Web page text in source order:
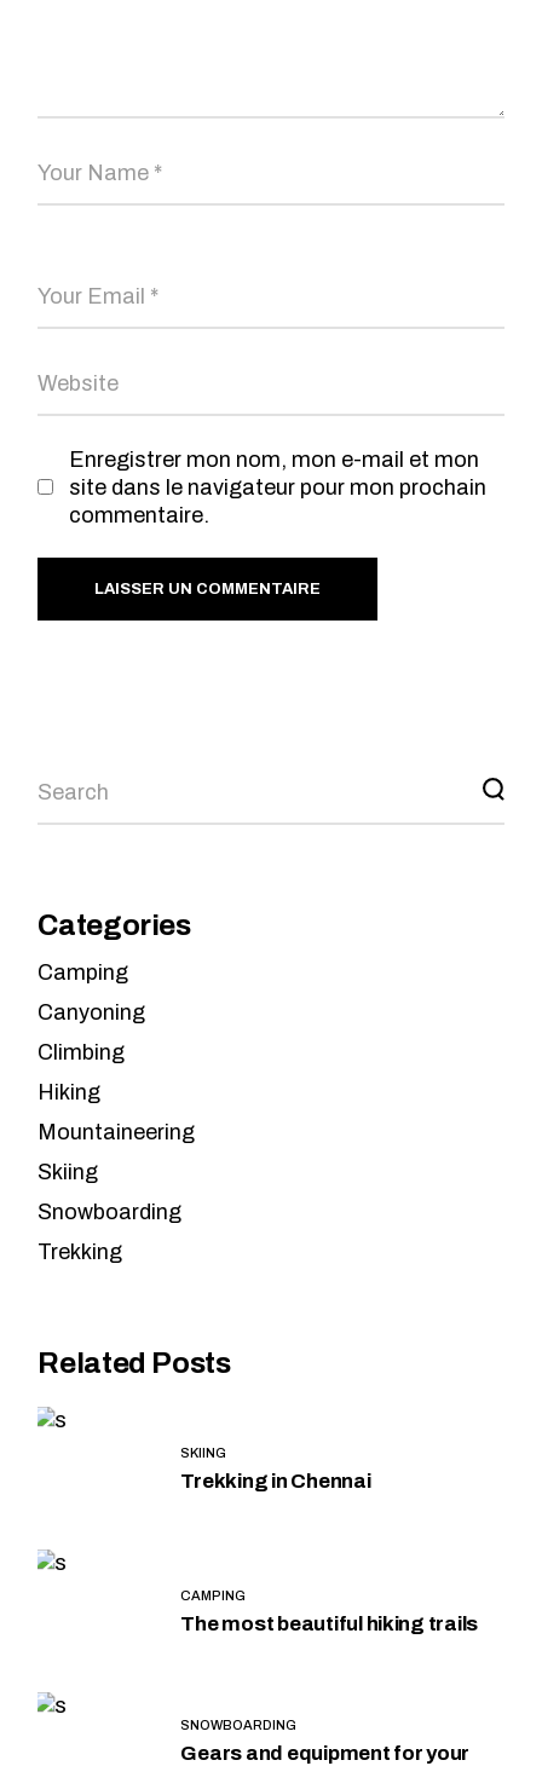
Enregistrer mon nom, mon e-mail et mon
site dans le navigateur pour mon prochain
commentaire.
LAISSER UN COMMENTAIRE
Categories
Camping
Canyoning
Climbing
Hiking
Mountaineering
Skiing
Snowboarding
Trekking
Related Posts
SKIING
Trekking in Chennai
CAMPING
The most beautiful hiking trails
SNOWBOARDING
Gears and equipment for your